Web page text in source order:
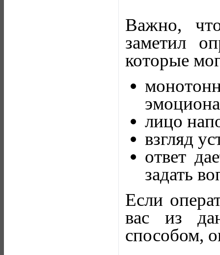
Важно,
заметил
которые
лицо
взгляд
ответ
задать
Если
вас из
способом,